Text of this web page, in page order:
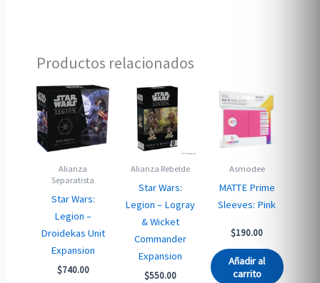
Productos relacionados
Alianza
Separatista
Star Wars:
Legion –
Droidekas Unit
Expansion
$740.00
Alianza Rebelde
Star Wars:
Legion – Logray
& Wicket
Commander
Expansion
$550.00
Asmodee
MATTE Prime
Sleeves: Pink
$190.00
Añadir al
carrito